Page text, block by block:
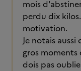
mois
perdu dix
motivation.
Je notais
gros moments
dois pas